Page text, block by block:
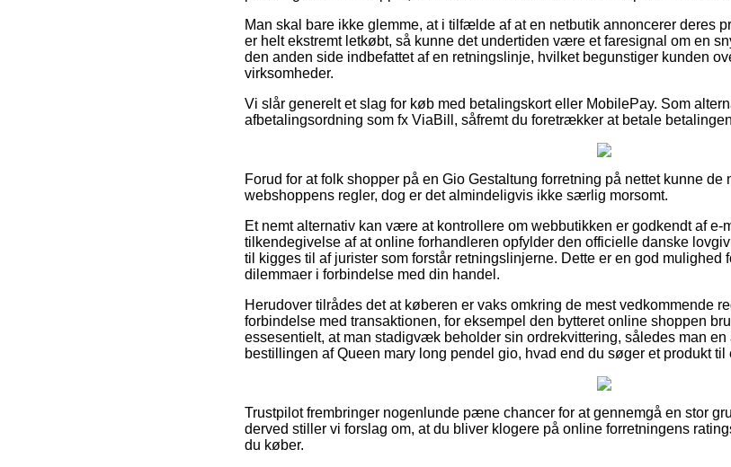
Man skal bare ikke glemme, at i tilfælde af at en netbutik annoncerer deres
er helt ekstremt letkøbt, så kunne det undertiden være et faresignal om en
den anden side indbefattet af en retningslinje, hvilket begunstiger kunden
virksomheder.
Vi slår generelt et slag for køb med betalingskort eller MobilePay. Som
afbetalingsordning som fx ViaBill, såfremt du foretrækker at betale
Forud for at folk shopper på en Gio Gestaltung forretning på nettet kunne de
webshoppens regler, dog er det almindeligvis ikke særlig morsomt.
Et nemt alternativ kan være at kontrollere om webbutikken er godkendt af e-
tilkendegivelse af at online forhandleren opfylder den officielle danske
til kigges til af jurister som forstår retningslinjerne. Dette er en god mulighed
dilemmaer i forbindelse med din handel.
Herudover tilrådes det at køberen er vaks omkring de mest vedkommende
forbindelse med transaktionen, for eksempel den bytteret online shoppen
essesentielt, at man stadigvæk beholder sin ordrekvittering, således man
bestillingen af Queen mary long pendel gio, hvad end du søger et produkt til
Trustpilot frembringer nogenlunde pæne chancer for at gennemgå en stor
derved stiller vi forslag om, at du bliver klogere på online forretningens
du køber.